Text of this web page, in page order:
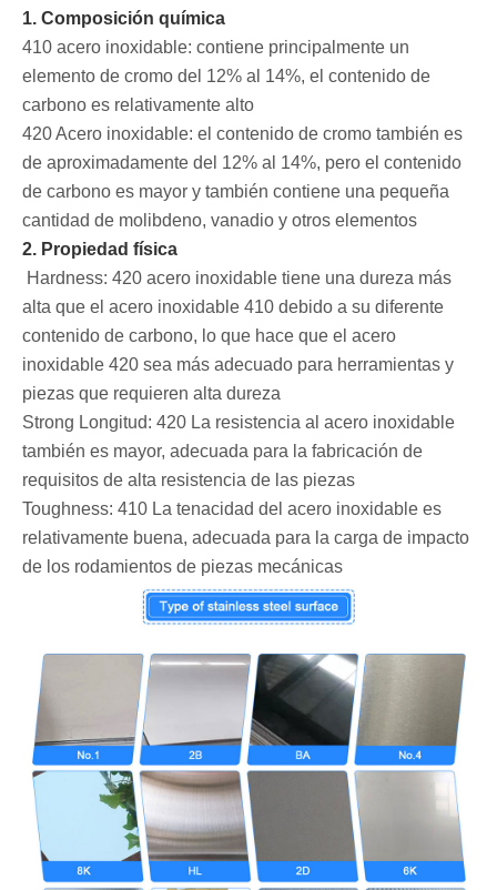
1. Composición química
‌410 acero inoxidable: contiene principalmente un
elemento de cromo del 12% al 14%, el contenido de
carbono es relativamente alto ‌
420 Acero inoxidable: el contenido de cromo también es
de aproximadamente del 12% al 14%, pero el contenido
de carbono es mayor y también contiene una pequeña
cantidad de molibdeno, vanadio y otros elementos ‌
2. Propiedad física
‌ Hardness: 420 acero inoxidable tiene una dureza más
alta que el acero inoxidable 410 debido a su diferente
contenido de carbono, lo que hace que el acero
inoxidable 420 sea más adecuado para herramientas y
piezas que requieren alta dureza ‌
‌Strong Longitud: 420 La resistencia al acero inoxidable
también es mayor, adecuada para la fabricación de
requisitos de alta resistencia de las piezas ‌
‌Toughness: 410 La tenacidad del acero inoxidable es
relativamente buena, adecuada para la carga de impacto
de los rodamientos de piezas mecánicas